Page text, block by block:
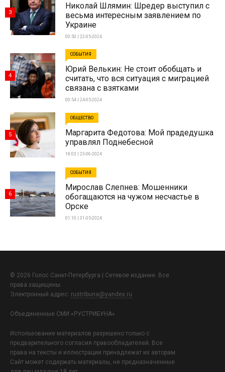
Николай Шлямин: Шредер выступил с
весьма интересным заявлением по
Украине
00:50 | 22-05-2024
3
СОБЫТИЯ
Юрий Велькин: Не стоит обобщать и
считать, что вся ситуация с миграцией
связана с взятками
00:54 | 24-05-2024
4
ОБЩЕСТВО
Маргарита Федотова: Мой прадедушка
управлял Поднебесной
18:03 | 23-06-2024
5
СОБЫТИЯ
Мирослав Слепнев: Мошенники
обогащаются на чужом несчастье в
Орске
01:10 | 31-05-2024
6
© 2026 Голос Санкт-Петербурга | Сетевое издание. Все
права защищены.
Электронный адрес: rustribuna@yandex.ru
Объединенные СМИ «РУСТРИБУНА»
Использование материалов разрешено только с
предварительного согласия правообладателей. Все
права на тексты и иллюстрации принадлежат их авторам.
Сайт может содержать материалы, не предназначенные